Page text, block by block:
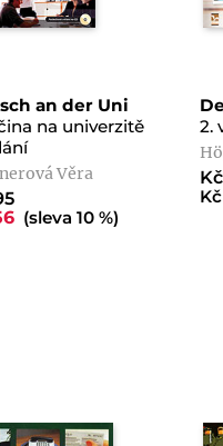
an der Uni
na univerzitě
Věra
(sleva 10 %)
2.